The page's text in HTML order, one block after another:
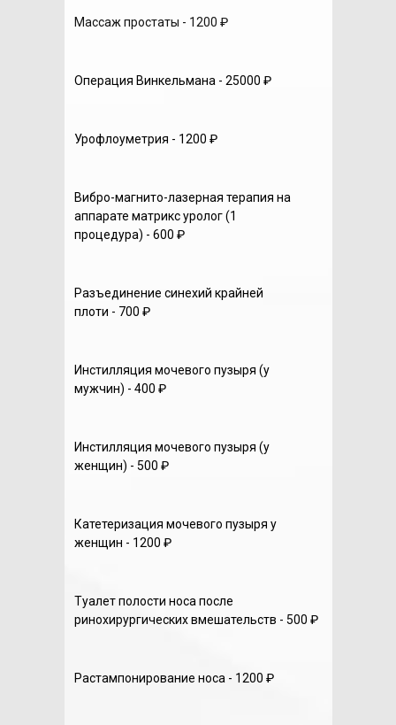
Растампонирование носа - 1200 ₽
Туалет полости носа после
ринохирургических вмешательств - 500 ₽
Катетеризация мочевого пузыря у
женщин - 1200 ₽
Инстилляция мочевого пузыря (у
женщин) - 500 ₽
Инстилляция мочевого пузыря (у
мужчин) - 400 ₽
Разъединение синехий крайней
плоти - 700 ₽
Вибро-магнито-лазерная терапия на
аппарате матрикс уролог (1
процедура) - 600 ₽
Урофлоуметрия - 1200 ₽
Операция Винкельмана - 25000 ₽
Массаж простаты - 1200 ₽